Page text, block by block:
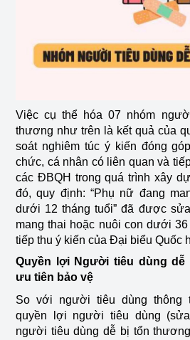
Việc cụ thể hóa 07 nhóm
thương như trên là kết quả của
soát nghiêm túc ý kiến đóng
chức, cá nhân có liên quan và
các ĐBQH trong quá trình xây
đó, quy định: “Phụ nữ đang
dưới 12 tháng tuổi” đã được
mang thai hoặc nuôi con dưới
tiếp thu ý kiến của Đại biểu Quốc
Quyền lợi Người tiêu dùng
ưu tiên bảo vệ
So với người tiêu dùng thông
quyền lợi người tiêu dùng
người tiêu dùng dễ bị tổn